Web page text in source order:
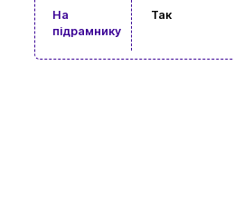
На
підрамнику
Так